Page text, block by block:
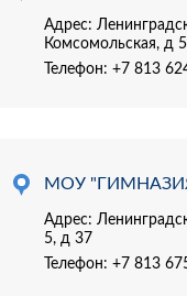
Адрес:
Комсомольская, д 5
Телефон: +7 813
МОУ
Адрес:
5, д 37
Телефон: +7 813